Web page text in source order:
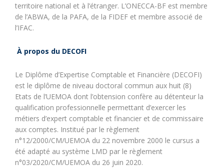
territoire national et à l’étranger. L’ONECCA-BF est membre
de l’ABWA, de la PAFA, de la FIDEF et membre associé de
l’IFAC.
À propos du DECOFI
Le Diplôme d’Expertise Comptable et Financière (DECOFI)
est le diplôme de niveau doctoral commun aux huit (8)
Etats de l’UEMOA dont l’obtension confère au détenteur la
qualification professionnelle permettant d’exercer les
métiers d’expert comptable et financier et de commissaire
aux comptes. Institué par le règlement
n°12/2000/CM/UEMOA du 22 novembre 2000 le cursus a
été adapté au système LMD par le règlement
n°03/2020/CM/UEMOA du 26 juin 2020.